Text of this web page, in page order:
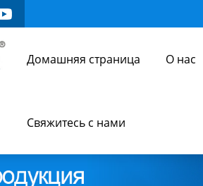
Домашняя страница О нас
Свяжитесь с нами